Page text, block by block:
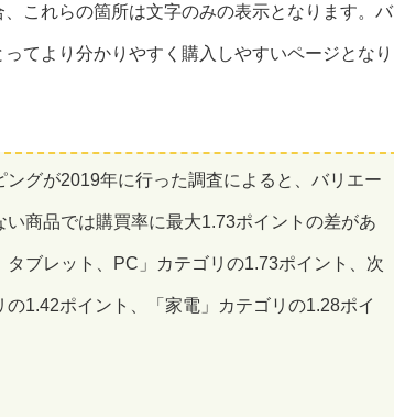
これらの箇所は文字のみの表示となります。バ
てより分かりやすく購入しやすいページとなり
グが2019年に行った調査によると、バリエー
商品では購買率に最大1.73ポイントの差があ
ブレット、PC」カテゴリの1.73ポイント、次
1.42ポイント、「家電」カテゴリの1.28ポイ